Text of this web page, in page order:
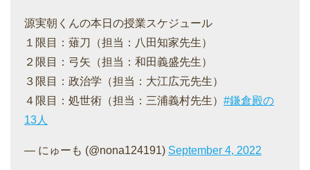
源実朝くんの本日の授業スケジュール
１限目：薙刀（担当：八田知家先生）
２限目：弓矢（担当：和田義盛先生）
３限目：政治学（担当：大江広元先生）
４限目：処世術（担当：三浦義村先生） #鎌倉殿の
13人
— にゅーも (@nona124191) September 4, 2022